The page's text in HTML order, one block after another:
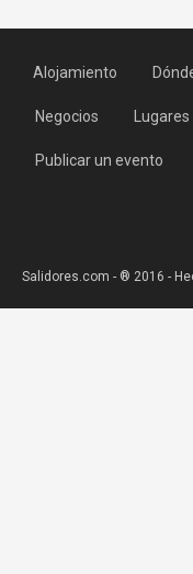
Alojamiento
Negocios Lugares
Publicar un evento
Salidores.com - ® 2016 -